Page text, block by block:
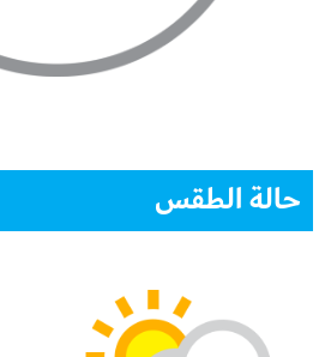
حالة الطقس